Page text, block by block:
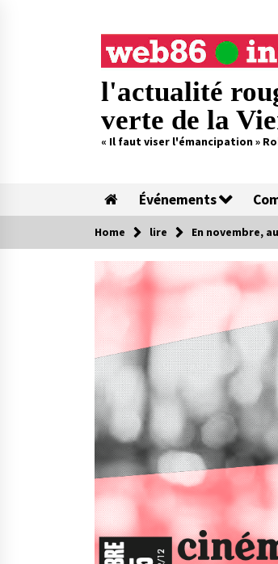
l'actualité
verte de la
« Il faut viser l'émancipation »
Événements
Home lire En novembre,